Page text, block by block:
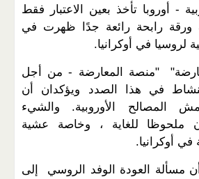
- أوروبا تأخذ بعين الاعتبار فقط
ورقة رابحة رائعة جدًا ظهرت في
لروسيا في أوكرانيا.
"منصة المعارضة - من أجل
بنشاط في هذا الصدد ويؤكدان أن
المصالح الأوروبية. والشيء
ملحوظا للغاية ، وخاصة عشية
في أوكرانيا.
مسألة العودة الوفد الروسي إلى